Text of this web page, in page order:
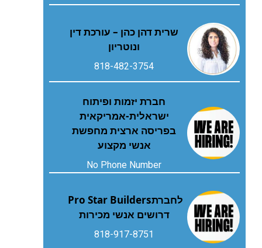
שרית דהן כהן – עורכת דין
ונוטריון
818-482-3754
חברת יזמות ופיתוח
ישראלית-אמריקאית
בפריסה ארצית מחפשת
אנשי מקצוע
No Phone Number
לחברת‭ ‬Pro Star Builders‭
‬דרושים‭ ‬אנשי‭ ‬מכירות
818-917-8751